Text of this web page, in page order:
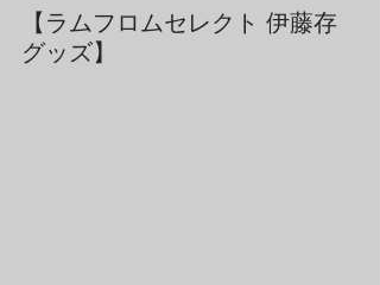
【ラムフロムセレクト 伊藤存
グッズ】